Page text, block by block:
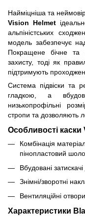
Найміцніша та
Vision Helmet
альпіністських
модель забезпечує
Покращене бічне та
захисту, тоді як
підтримують
Система підвіски та
гладкою, а
низькопрофільні
стропи та дозволяють
Особливості каски
Комбінація
пінопластовий
Вбудовані затискачі
Знімні/зворотні
Вентиляційні отвори.
Характеристики